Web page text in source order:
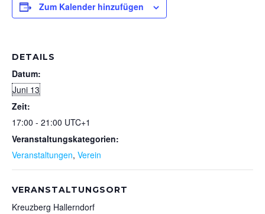
Zum Kalender hinzufügen
DETAILS
Datum:
Juni 13
Zeit:
17:00 - 21:00 UTC+1
Veranstaltungskategorien:
Veranstaltungen, Verein
VERANSTALTUNGSORT
Kreuzberg Hallerndorf